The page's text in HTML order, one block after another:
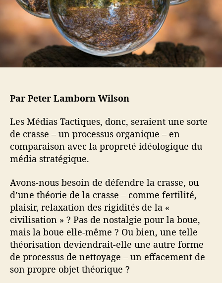
a
r
i
c
l
e
t
i
c
l
e
Par Peter Lamborn Wilson
Les Médias Tactiques, donc, seraient une sorte
de crasse – un processus organique – en
comparaison avec la propreté idéologique du
média stratégique.
Avons-nous besoin de défendre la crasse, ou
d’une théorie de la crasse – comme fertilité,
plaisir, relaxation des rigidités de la «
civilisation » ? Pas de nostalgie pour la boue,
mais la boue elle-même ? Ou bien, une telle
théorisation deviendrait-elle une autre forme
de processus de nettoyage – un effacement de
son propre objet théorique ?